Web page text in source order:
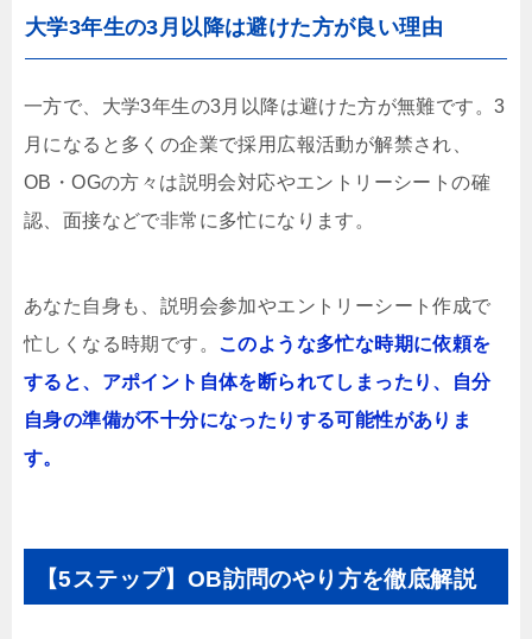
大学3年生の3月以降は避けた方が良い理由
一方で、大学3年生の3月以降は避けた方が無難です。3
月になると多くの企業で採用広報活動が解禁され、
OB・OGの方々は説明会対応やエントリーシートの確
認、面接などで非常に多忙になります。
あなた自身も、説明会参加やエントリーシート作成で
忙しくなる時期です。 このような多忙な時期に依頼を
すると、アポイント自体を断られてしまったり、自分
自身の準備が不十分になったりする可能性がありま
す。
【5ステップ】OB訪問のやり方を徹底解説